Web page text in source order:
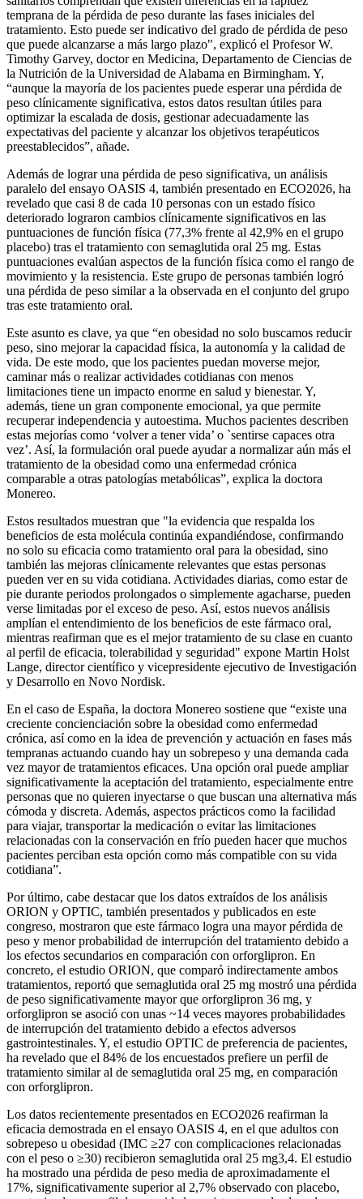
temprana de la pérdida de peso durante las fases iniciales del
tratamiento. Esto puede ser indicativo del grado de pérdida de peso
que puede alcanzarse a más largo plazo", explicó el Profesor W.
Timothy Garvey, doctor en Medicina, Departamento de Ciencias de
la Nutrición de la Universidad de Alabama en Birmingham. Y,
“aunque la mayoría de los pacientes puede esperar una pérdida de
peso clínicamente significativa, estos datos resultan útiles para
optimizar la escalada de dosis, gestionar adecuadamente las
expectativas del paciente y alcanzar los objetivos terapéuticos
preestablecidos”, añade.
Además de lograr una pérdida de peso significativa, un análisis
paralelo del ensayo OASIS 4, también presentado en ECO2026, ha
revelado que casi 8 de cada 10 personas con un estado físico
deteriorado lograron cambios clínicamente significativos en las
puntuaciones de función física (77,3% frente al 42,9% en el grupo
placebo) tras el tratamiento con semaglutida oral 25 mg. Estas
puntuaciones evalúan aspectos de la función física como el rango de
movimiento y la resistencia. Este grupo de personas también logró
una pérdida de peso similar a la observada en el conjunto del grupo
tras este tratamiento oral.
Este asunto es clave, ya que “en obesidad no solo buscamos reducir
peso, sino mejorar la capacidad física, la autonomía y la calidad de
vida. De este modo, que los pacientes puedan moverse mejor,
caminar más o realizar actividades cotidianas con menos
limitaciones tiene un impacto enorme en salud y bienestar. Y,
además, tiene un gran componente emocional, ya que permite
recuperar independencia y autoestima. Muchos pacientes describen
estas mejorías como ‘volver a tener vida’ o `sentirse capaces otra
vez’. Así, la formulación oral puede ayudar a normalizar aún más el
tratamiento de la obesidad como una enfermedad crónica
comparable a otras patologías metabólicas”, explica la doctora
Monereo.
Estos resultados muestran que "la evidencia que respalda los
beneficios de esta molécula continúa expandiéndose, confirmando
no solo su eficacia como tratamiento oral para la obesidad, sino
también las mejoras clínicamente relevantes que estas personas
pueden ver en su vida cotidiana. Actividades diarias, como estar de
pie durante periodos prolongados o simplemente agacharse, pueden
verse limitadas por el exceso de peso. Así, estos nuevos análisis
amplían el entendimiento de los beneficios de este fármaco oral,
mientras reafirman que es el mejor tratamiento de su clase en cuanto
al perfil de eficacia, tolerabilidad y seguridad" expone Martin Holst
Lange, director científico y vicepresidente ejecutivo de Investigación
y Desarrollo en Novo Nordisk.
En el caso de España, la doctora Monereo sostiene que “existe una
creciente concienciación sobre la obesidad como enfermedad
crónica, así como en la idea de prevención y actuación en fases más
tempranas actuando cuando hay un sobrepeso y una demanda cada
vez mayor de tratamientos eficaces. Una opción oral puede ampliar
significativamente la aceptación del tratamiento, especialmente entre
personas que no quieren inyectarse o que buscan una alternativa más
cómoda y discreta. Además, aspectos prácticos como la facilidad
para viajar, transportar la medicación o evitar las limitaciones
relacionadas con la conservación en frío pueden hacer que muchos
pacientes perciban esta opción como más compatible con su vida
cotidiana”.
Por último, cabe destacar que los datos extraídos de los análisis
ORION y OPTIC, también presentados y publicados en este
congreso, mostraron que este fármaco logra una mayor pérdida de
peso y menor probabilidad de interrupción del tratamiento debido a
los efectos secundarios en comparación con orforglipron. En
concreto, el estudio ORION, que comparó indirectamente ambos
tratamientos, reportó que semaglutida oral 25 mg mostró una pérdida
de peso significativamente mayor que orforglipron 36 mg, y
orforglipron se asoció con unas ~14 veces mayores probabilidades
de interrupción del tratamiento debido a efectos adversos
gastrointestinales. Y, el estudio OPTIC de preferencia de pacientes,
ha revelado que el 84% de los encuestados prefiere un perfil de
tratamiento similar al de semaglutida oral 25 mg, en comparación
con orforglipron.
Los datos recientemente presentados en ECO2026 reafirman la
eficacia demostrada en el ensayo OASIS 4, en el que adultos con
sobrepeso u obesidad (IMC ≥27 con complicaciones relacionadas
con el peso o ≥30) recibieron semaglutida oral 25 mg3,4. El estudio
ha mostrado una pérdida de peso media de aproximadamente el
17%, significativamente superior al 2,7% observado con placebo,